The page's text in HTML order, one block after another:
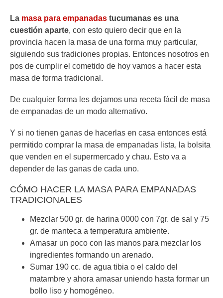
La masa para empanadas tucumanas es una
cuestión aparte, con esto quiero decir que en la
provincia hacen la masa de una forma muy particular,
siguiendo sus tradiciones propias. Entonces nosotros en
pos de cumplir el cometido de hoy vamos a hacer esta
masa de forma tradicional.
De cualquier forma les dejamos una receta fácil de masa
de empanadas de un modo alternativo.
Y si no tienen ganas de hacerlas en casa entonces está
permitido comprar la masa de empanadas lista, la bolsita
que venden en el supermercado y chau. Esto va a
depender de las ganas de cada uno.
CÓMO HACER LA MASA PARA EMPANADAS
TRADICIONALES
Mezclar 500 gr. de harina 0000 con 7gr. de sal y 75
gr. de manteca a temperatura ambiente.
Amasar un poco con las manos para mezclar los
ingredientes formando un arenado.
Sumar 190 cc. de agua tibia o el caldo del
matambre y ahora amasar uniendo hasta formar un
bollo liso y homogéneo.